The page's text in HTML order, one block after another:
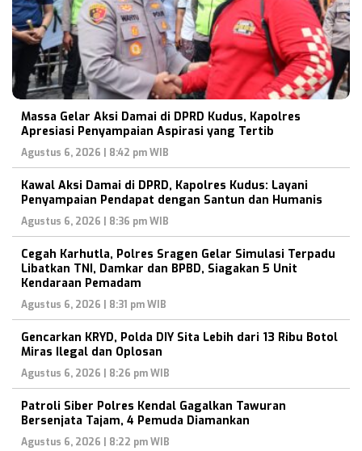
Massa Gelar Aksi Damai di DPRD Kudus, Kapolres
Apresiasi Penyampaian Aspirasi yang Tertib
Agustus 6, 2026 | 8:42 pm WIB
Kawal Aksi Damai di DPRD, Kapolres Kudus: Layani
Penyampaian Pendapat dengan Santun dan Humanis
Agustus 6, 2026 | 8:36 pm WIB
Cegah Karhutla, Polres Sragen Gelar Simulasi Terpadu
Libatkan TNI, Damkar dan BPBD, Siagakan 5 Unit
Kendaraan Pemadam
Agustus 6, 2026 | 8:31 pm WIB
Gencarkan KRYD, Polda DIY Sita Lebih dari 13 Ribu Botol
Miras Ilegal dan Oplosan
Agustus 6, 2026 | 8:26 pm WIB
Patroli Siber Polres Kendal Gagalkan Tawuran
Bersenjata Tajam, 4 Pemuda Diamankan
Agustus 6, 2026 | 8:22 pm WIB